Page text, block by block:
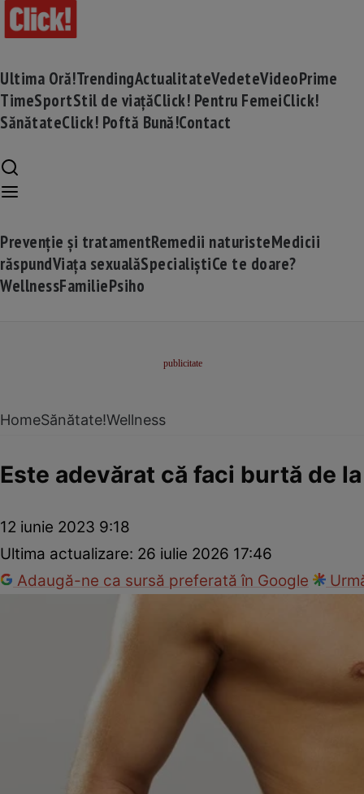
Ultima Oră!TrendingActualitateVedeteVideoPrime
TimeSportStil de viațăClick! Pentru FemeiClick!
SănătateClick! Poftă Bună!Contact
Prevenție și tratamentRemedii naturisteMedicii
răspundViața sexualăSpecialiștiCe te doare?
WellnessFamiliePsiho
HomeSănătate!Wellness
Este adevărat că faci burtă de
12 iunie 2023 9:18
Ultima actualizare: 26 iulie 2026 17:46
Adaugă-ne ca sursă preferată în Google